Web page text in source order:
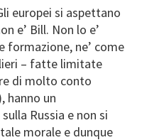
europei si aspettano
e’ Bill. Non lo e’
formazione, ne’ come
– fatte limitate
di molto conto
hanno un
Russia e non si
morale e dunque